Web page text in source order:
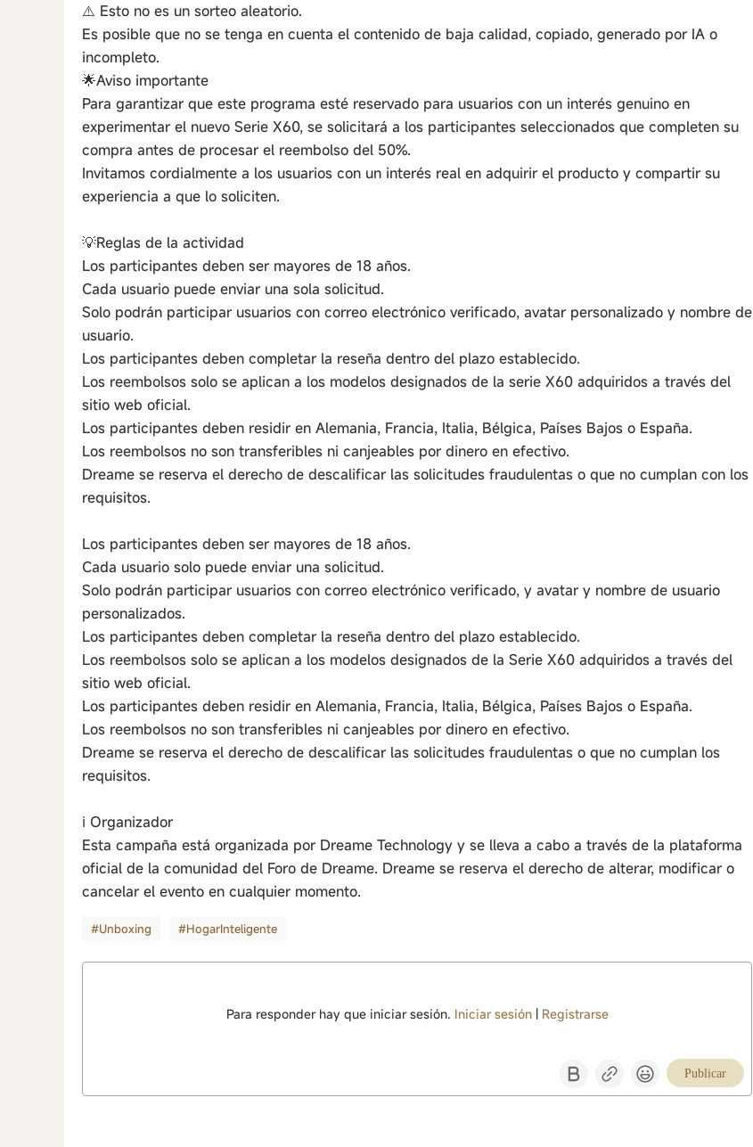
⚠️ Esto no es un sorteo aleatorio.
Es posible que no se tenga en cuenta el contenido de baja calidad, copiado, generado por IA o
incompleto.
🌟Aviso importante
Para garantizar que este programa esté reservado para usuarios con un interés genuino en
experimentar el nuevo Serie X60, se solicitará a los participantes seleccionados que completen su
compra antes de procesar el reembolso del 50%.
Invitamos cordialmente a los usuarios con un interés real en adquirir el producto y compartir su
experiencia a que lo soliciten.
💡Reglas de la actividad
Los participantes deben ser mayores de 18 años.
Cada usuario puede enviar una sola solicitud.
Solo podrán participar usuarios con correo electrónico verificado, avatar personalizado y nombre de
usuario.
Los participantes deben completar la reseña dentro del plazo establecido.
Los reembolsos solo se aplican a los modelos designados de la serie X60 adquiridos a través del
sitio web oficial.
Los participantes deben residir en Alemania, Francia, Italia, Bélgica, Países Bajos o España.
Los reembolsos no son transferibles ni canjeables por dinero en efectivo.
Dreame se reserva el derecho de descalificar las solicitudes fraudulentas o que no cumplan con los
requisitos.
Los participantes deben ser mayores de 18 años.
Cada usuario solo puede enviar una solicitud.
Solo podrán participar usuarios con correo electrónico verificado, y avatar y nombre de usuario
personalizados.
Los participantes deben completar la reseña dentro del plazo establecido.
Los reembolsos solo se aplican a los modelos designados de la Serie X60 adquiridos a través del
sitio web oficial.
Los participantes deben residir en Alemania, Francia, Italia, Bélgica, Países Bajos o España.
Los reembolsos no son transferibles ni canjeables por dinero en efectivo.
Dreame se reserva el derecho de descalificar las solicitudes fraudulentas o que no cumplan los
requisitos.
ℹ Organizador
Esta campaña está organizada por Dreame Technology y se lleva a cabo a través de la plataforma
oficial de la comunidad del Foro de Dreame. Dreame se reserva el derecho de alterar, modificar o
cancelar el evento en cualquier momento.
#Unboxing #HogarInteligente
Para responder hay que iniciar sesión. Iniciar sesión| Registrarse
Publicar